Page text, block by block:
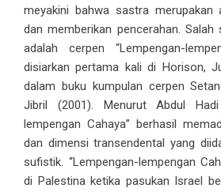
meyakini bahwa sastra merupakan
dan memberikan pencerahan.
adalah cerpen “Lempengan-
disiarkan pertama kali di Horison,
dalam buku kumpulan cerpen
Jibril (2001). Menurut Abdul Hadi
lempengan Cahaya” berhasil
dan dimensi transendental yang
sufistik. “Lempengan-lempengan
di Palestina ketika pasukan Israel